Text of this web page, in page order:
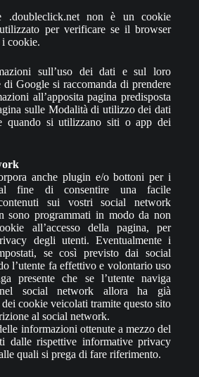
.doubleclick.net non è un cookie
per verificare se il browser
i cookie.
sull’uso dei dati e sul loro
di Google si raccomanda di prendere
all’apposita pagina predisposta
sulle Modalità di utilizzo dei dati
quando si utilizzano siti o app dei
anche plugin e/o bottoni per i
fine di consentire una facile
sui vostri social network
sono programmati in modo da non
all’accesso della pagina, per
degli utenti. Eventualmente i
se così previsto dai social
l’utente fa effettivo e volontario uso
presente che se l’utente naviga
nel social network allora ha già
dei cookie veicolati tramite questo sito
al social network.
informazioni ottenute a mezzo del
dalle rispettive informative privacy
quali si prega di fare riferimento.